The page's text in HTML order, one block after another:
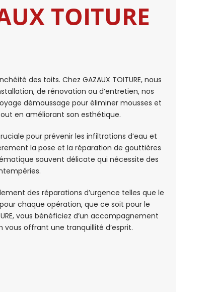
TOITURE
des toits. Chez GAZAUX TOITURE, nous
de rénovation ou d’entretien, nos
démoussage pour éliminer mousses et
en améliorant son esthétique.
pour prévenir les infiltrations d’eau et
la pose et la réparation de gouttières
souvent délicate qui nécessite des
des réparations d’urgence telles que le
chaque opération, que ce soit pour le
vous bénéficiez d’un accompagnement
vous offrant une tranquillité d’esprit.